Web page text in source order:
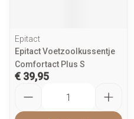
Epitact
Epitact Voetzoolkussentje
Comfortact Plus S
€ 39,95